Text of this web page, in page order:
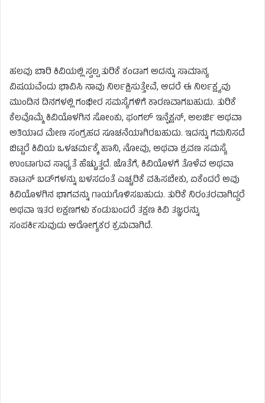
ಹಲವು ಬಾರಿ ಕಿವಿಯಲ್ಲಿ ಸ್ವಲ್ಪ ತುರಿಕೆ ಕಂಡಾಗ ಅದನ್ನು ಸಾಮಾನ್ಯ
ವಿಷಯವೆಂದು ಭಾವಿಸಿ ನಾವು ನಿರ್ಲಕ್ಷಿಸುತ್ತೇವೆ, ಆದರೆ ಈ ನಿರ್ಲಕ್ಷ್ಯವು
ಮುಂದಿನ ದಿನಗಳಲ್ಲಿ ಗಂಭೀರ ಸಮಸ್ಯೆಗಳಿಗೆ ಕಾರಣವಾಗಬಹುದು. ತುರಿಕೆ
ಕೆಲವೊಮ್ಮೆ ಕಿವಿಯೊಳಗಿನ ಸೋಂಕು, ಫಂಗಲ್ ಇನ್ಫೆಕ್ಷನ್, ಅಲರ್ಜಿ ಅಥವಾ
ಅತಿಯಾದ ಮೇಣ ಸಂಗ್ರಹದ ಸೂಚನೆಯಾಗಿರಬಹುದು. ಇದನ್ನು ಗಮನಿಸದೆ
ಬಿಟ್ಟರೆ ಕಿವಿಯ ಒಳಚರ್ಮಕ್ಕೆ ಹಾನಿ, ನೋವು, ಅಥವಾ ಶ್ರವಣ ಸಮಸ್ಯೆ
ಉಂಟಾಗುವ ಸಾಧ್ಯತೆ ಹೆಚ್ಚುತ್ತದೆ. ಜೊತೆಗೆ, ಕಿವಿಯೊಳಗೆ ತೊಳೆವ ಅಥವಾ
ಕಾಟನ್‌ ಬಡ್‌ಗಳನ್ನು ಬಳಸದಂತೆ ಎಚ್ಚರಿಕೆ ವಹಿಸಬೇಕು, ಏಕೆಂದರೆ ಅವು
ಕಿವಿಯೊಳಗಿನ ಭಾಗವನ್ನು ಗಾಯಗೊಳಿಸಬಹುದು. ತುರಿಕೆ ನಿರಂತರವಾಗಿದ್ದರೆ
ಅಥವಾ ಇತರ ಲಕ್ಷಣಗಳು ಕಂಡುಬಂದರೆ ತಕ್ಷಣ ಕಿವಿ ತಜ್ಞರನ್ನು
ಸಂಪರ್ಕಿಸುವುದು ಆರೋಗ್ಯಕರ ಕ್ರಮವಾಗಿದೆ.